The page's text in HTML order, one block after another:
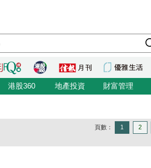
港股360 地產投資 財富管理
頁數： 1 2